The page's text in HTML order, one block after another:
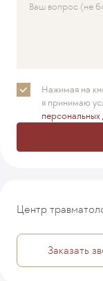
Ваш вопрос (не
Нажимая на
я принимаю
персональных
Центр
Заказать